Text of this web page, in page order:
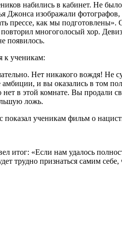
набились в кабинет. Не
Джонса изображали
прессе, как мы подготовлены».
многоголосый хор.
появилось.
к ученикам:
Нет никакого вождя! Не
и вы оказались в том
нет в этой комнате. Вы продали
ложь.
показал ученикам фильм о
итог: «Если нам удалось
трудно признаться самим